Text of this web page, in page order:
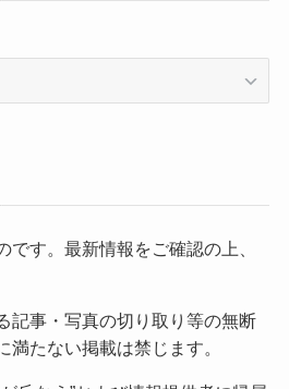
です。最新情報をご確認の上、
記事・写真の切り取り等の無断
満たない掲載は禁じます。